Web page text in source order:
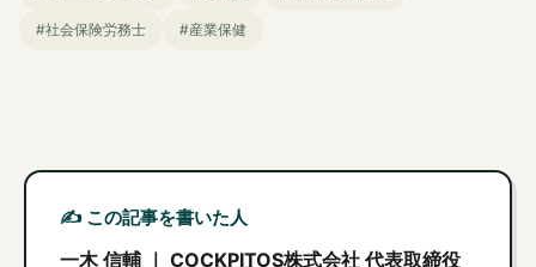
#社会保険労務士 #産業保健
✍️ この記事を書いた人
一木 信輔 ｜ COCKPITOS株式会社 代表取締役